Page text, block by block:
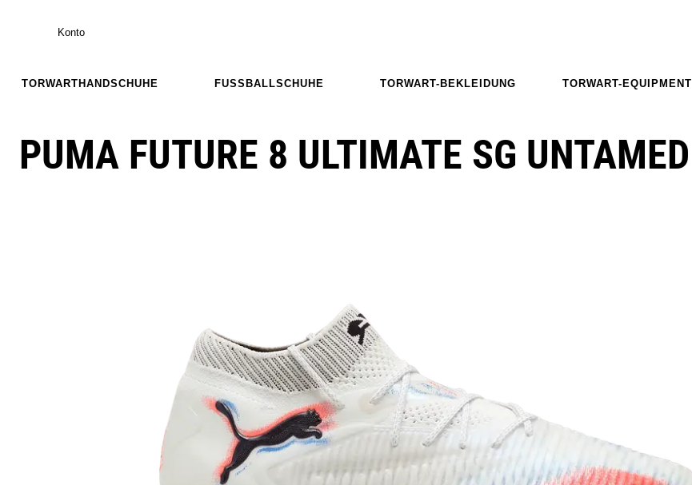
Konto
TORWARTHANDSCHUHE FUSSBALLSCHUHE TORWART-BEKLEIDUNG TORWART-EQUIPMENT
PUMA FUTURE 8 ULTIMATE SG UNTAMED